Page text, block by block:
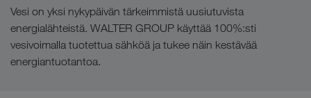
Vesi on yksi nykypäivän tärkeimmistä uusiutuvista
energialähteistä. WALTER GROUP käyttää 100%:sti
vesivoimalla tuotettua sähköä ja tukee näin kestävää
energiantuotantoa.